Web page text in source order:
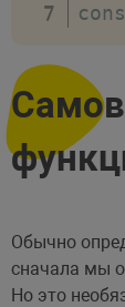
Обычно
сначала мы
Но это